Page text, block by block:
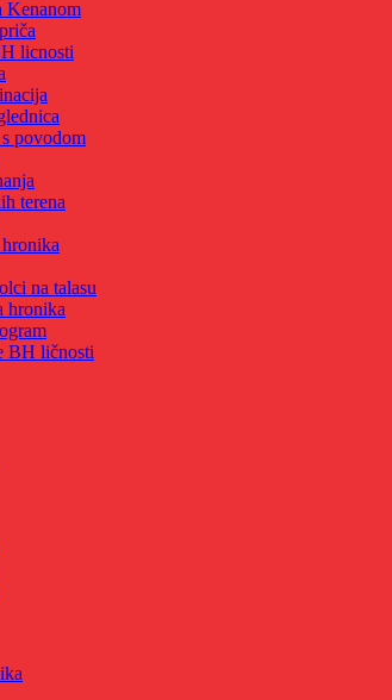
Kenanom
licnosti
povodom
terena
na talasu
hronika
BH ličnosti